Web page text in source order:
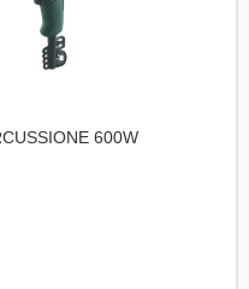
600W